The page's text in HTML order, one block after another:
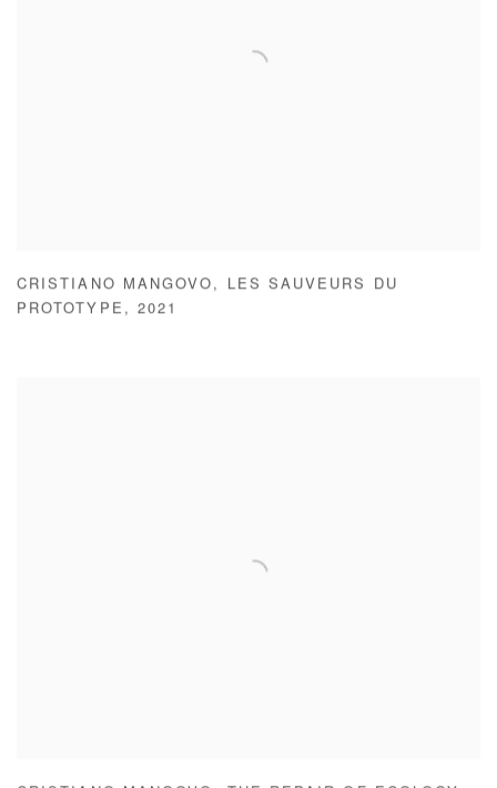
CRISTIANO MANGOVO ,
LES SAUVEURS DU
PROTOTYPE , 2021